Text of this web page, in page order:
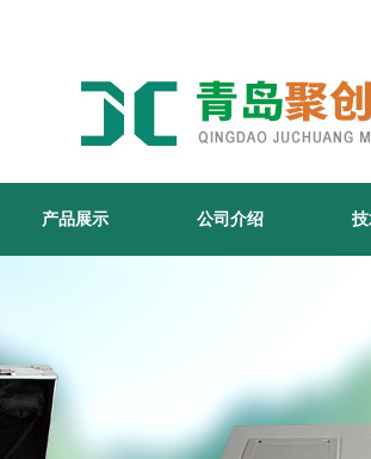
产品展示 公司介绍